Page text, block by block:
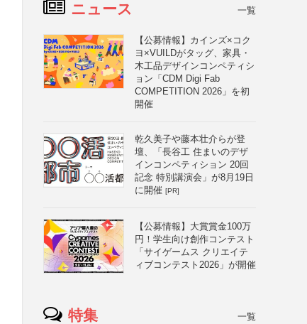
ニュース 一覧
【公募情報】カインズ×コク
ヨ×VUILDがタッグ、家具・
木工品デザインコンペティシ
ョン「CDM Digi Fab
COMPETITION 2026」を初
開催
乾久美子や藤本壮介らが登
壇、「長谷工 住まいのデザ
インコンペティション 20回
記念 特別講演会」が8月19日
に開催 [PR]
【公募情報】大賞賞金100万
円！学生向け創作コンテスト
「サイゲームス クリエイテ
ィブコンテスト2026」が開催
特集 一覧